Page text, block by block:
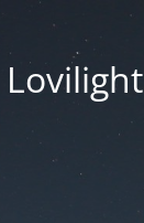
Lovilight